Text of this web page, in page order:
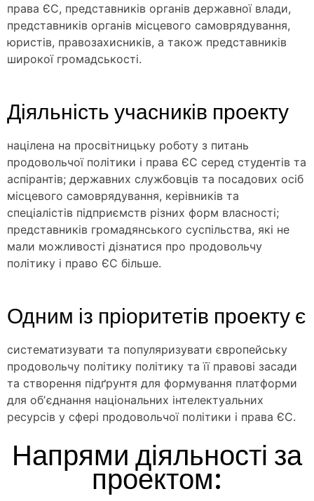
права ЄС, представників органів державної влади,
представників органів місцевого самоврядування,
юристів, правозахисників, а також представників
широкої громадськості.
Діяльність учасників проекту
націлена на просвітницьку роботу з питань
продовольчої політики і права ЄС серед студентів та
аспірантів; державних службовців та посадових осіб
місцевого самоврядування, керівників та
спеціалістів підприємств різних форм власності;
представників громадянського суспільства, які не
мали можливості дізнатися про продовольчу
політику і право ЄС більше.
Одним із пріоритетів проекту є
систематизувати та популяризувати європейську
продовольчу політику політику та її правові засади
та створення підґрунтя для формування платформи
для обʼєднання національних інтелектуальних
ресурсів у сфері продовольчої політики і права ЄС.
Напрями діяльності за
проектом: